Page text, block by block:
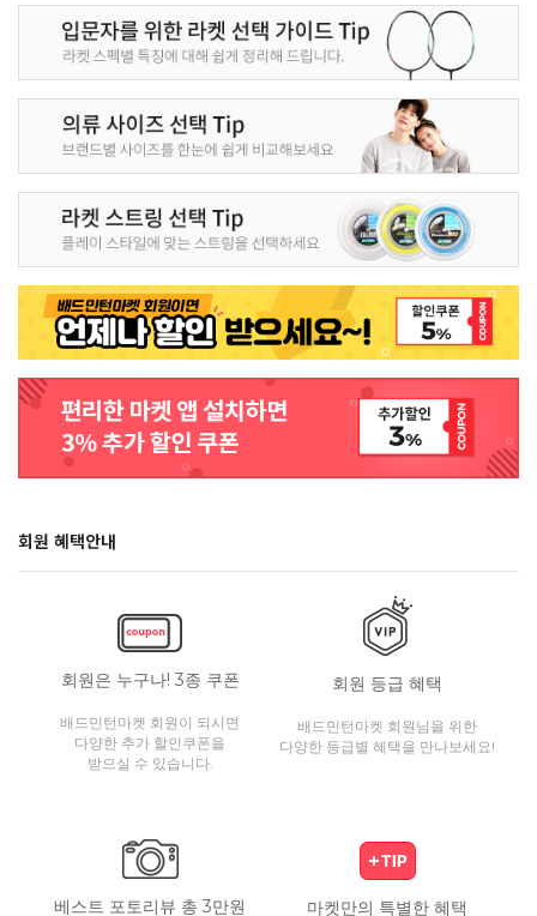
회원 혜택안내
회원은 누구나! 3종 쿠폰
배드민턴마켓 회원이 되시면
다양한 추가 할인쿠폰을
받으실 수 있습니다.
회원 등급 혜택
배드민턴마켓 회원님을 위한
다양한 등급별 혜택을 만나보세요!
베스트 포토리뷰 총 3만원 마켓만의 특별한 혜택